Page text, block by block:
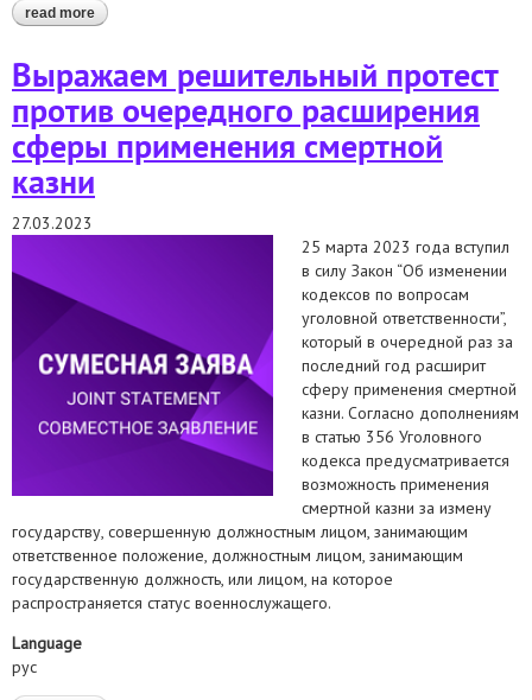
read more about беларусь: остановите казнь рико кригера
Выражаем решительный протест
против очередного расширения
сферы применения смертной
казни
27.03.2023
25 марта 2023 года вступил
в силу Закон “Об изменении
кодексов по вопросам
уголовной ответственности”,
который в очередной раз за
последний год расширит
сферу применения смертной
казни. Согласно дополнениям
в статью 356 Уголовного
кодекса предусматривается
возможность применения
смертной казни за измену
государству, совершенную должностным лицом, занимающим
ответственное положение, должностным лицом, занимающим
государственную должность, или лицом, на которое
распространяется статус военнослужащего.
Language
рус